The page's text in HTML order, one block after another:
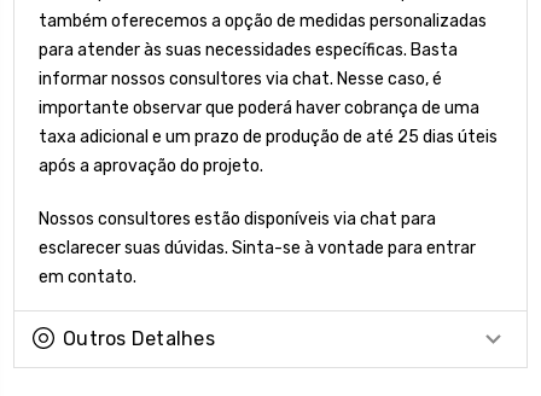
também oferecemos a opção de medidas personalizadas
para atender às suas necessidades específicas. Basta
informar nossos consultores via chat. Nesse caso, é
importante observar que poderá haver cobrança de uma
taxa adicional e um prazo de produção de até 25 dias úteis
após a aprovação do projeto.
Nossos consultores estão disponíveis via chat para
esclarecer suas dúvidas. Sinta-se à vontade para entrar
em contato.
Outros Detalhes